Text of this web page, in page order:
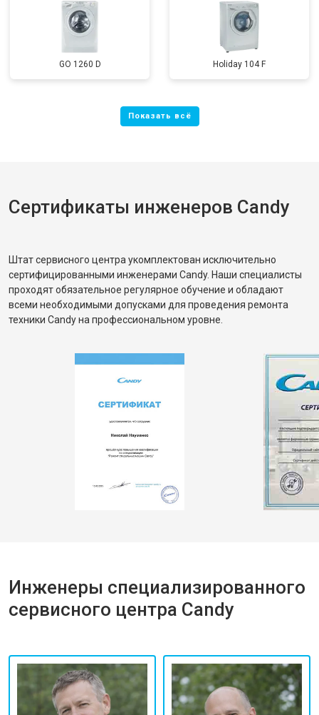
GO 1260 D Holiday 104 F
Сертификаты инженеров Candy
Штат сервисного центра укомплектован исключительно
сертифицированными инженерами Candy. Наши специалисты
проходят обязательное регулярное обучение и обладают
всеми необходимыми допусками для проведения ремонта
техники Candy на профессиональном уровне.
Инженеры специализированного
сервисного центра Candy